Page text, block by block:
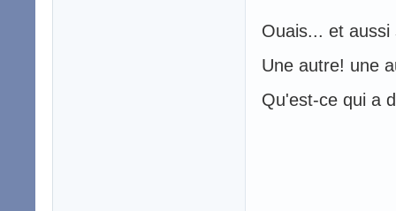
Ouais... et
Une autre! une
Qu'est-ce qui a